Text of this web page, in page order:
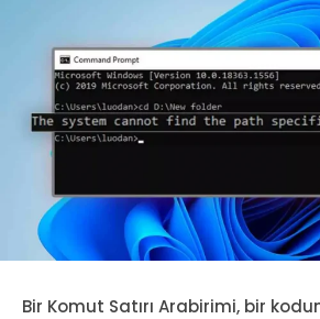
Bir Komut Satırı Arabirimi, bir